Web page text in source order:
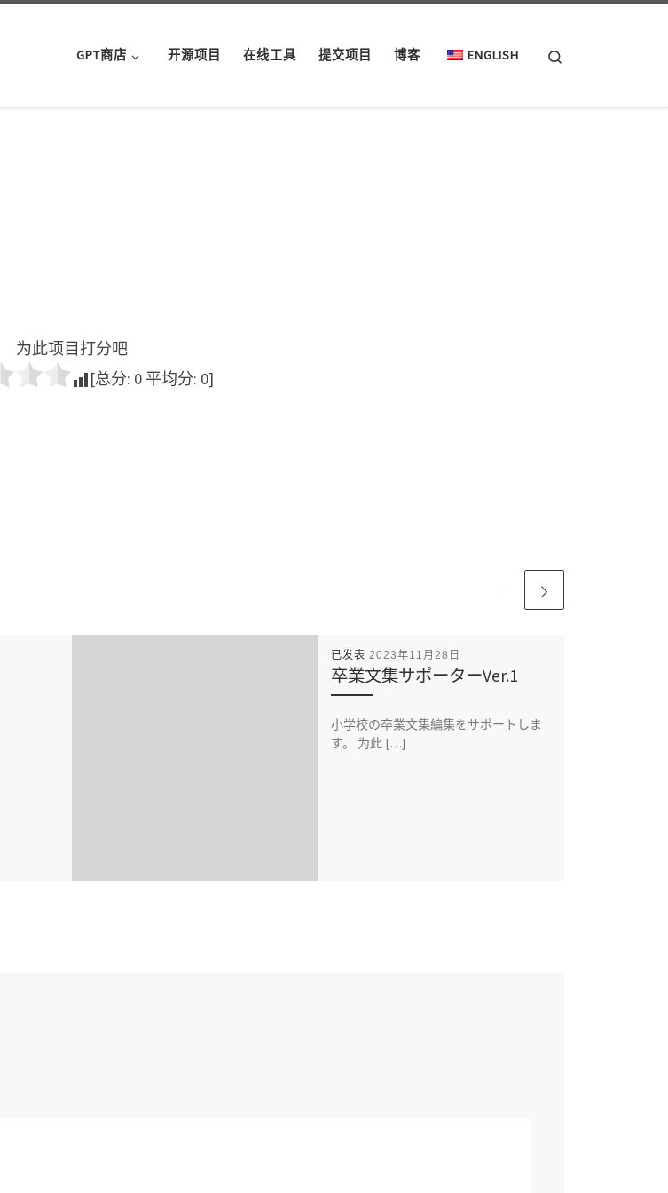
GPT商店 开源项目 在线工具 提交项目 博客 ENGLISH
为此项目打分吧
[总分: 0 平均分: 0]
已发表 2023年11月28日
卒業文集サポーターVer.1
小学校の卒業文集編集をサポートしま
す。 为此 […]